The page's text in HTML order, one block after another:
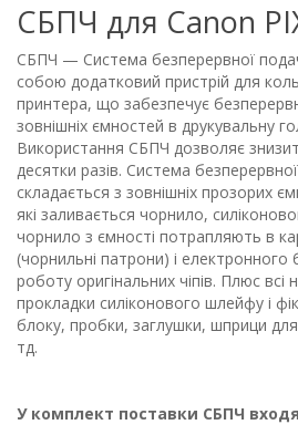
СБПЧ для Canon
СБПЧ — Система безперервної
собою додатковий пристрій для
принтера, що забезпечує
зовнішніх ємностей в друкувальну
Використання СБПЧ дозволяє
десятки разів. Система
складається з зовнішніх прозорих
які заливається чорнило,
чорнило з ємності потрапляють в
(чорнильні патрони) і
роботу оригінальних чіпів. Плюс всі
прокладки силіконового шлейфу і
блоку, пробки, заглушки, шприци для
тд.
У комплект поставки СБПЧ